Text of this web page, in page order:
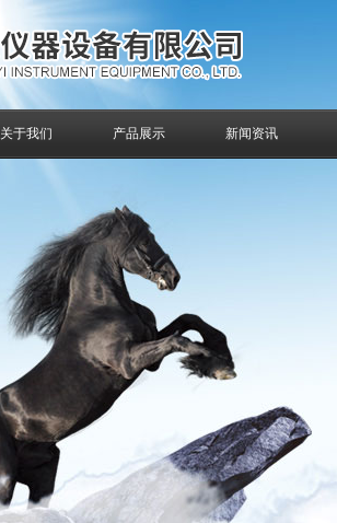
关于我们 产品展示 新闻资讯